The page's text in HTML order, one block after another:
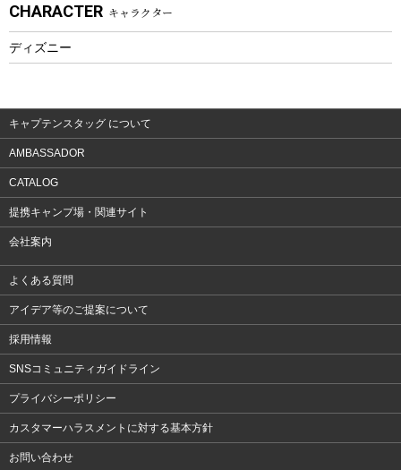
ウェア、タオル
ウェア
CHARACTER キャラクター
ディズニー
キャプテンスタッグ について
AMBASSADOR
CATALOG
提携キャンプ場・関連サイト
会社案内
よくある質問
アイデア等のご提案について
採用情報
SNSコミュニティガイドライン
プライバシーポリシー
カスタマーハラスメントに対する基本方針
お問い合わせ